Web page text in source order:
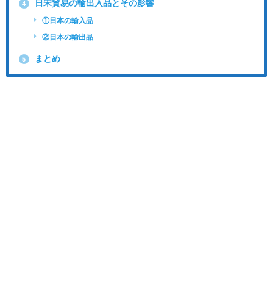
4 日宋貿易の輸出入品とその影響
①日本の輸入品
②日本の輸出品
5 まとめ